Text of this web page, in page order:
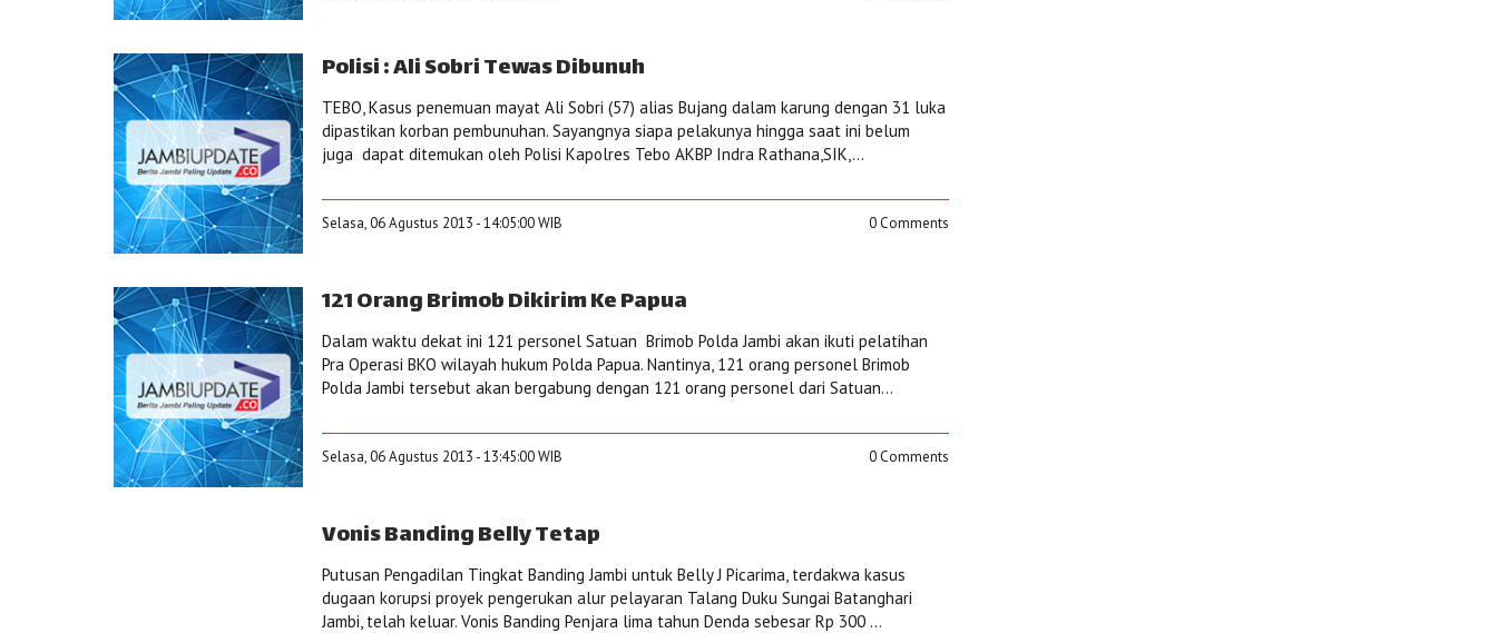
Polisi : Ali Sobri Tewas Dibunuh
TEBO, Kasus penemuan mayat Ali Sobri (57) alias Bujang dalam karung dengan 31 luka
dipastikan korban pembunuhan. Sayangnya siapa pelakunya hingga saat ini belum
juga dapat ditemukan oleh Polisi Kapolres Tebo AKBP Indra Rathana,SIK,...
Selasa, 06 Agustus 2013 - 14:05:00 WIB 0 Comments
121 Orang Brimob Dikirim Ke Papua
Dalam waktu dekat ini 121 personel Satuan Brimob Polda Jambi akan ikuti pelatihan
Pra Operasi BKO wilayah hukum Polda Papua. Nantinya, 121 orang personel Brimob
Polda Jambi tersebut akan bergabung dengan 121 orang personel dari Satuan...
Selasa, 06 Agustus 2013 - 13:45:00 WIB 0 Comments
Vonis Banding Belly Tetap
Putusan Pengadilan Tingkat Banding Jambi untuk Belly J Picarima, terdakwa kasus
dugaan korupsi proyek pengerukan alur pelayaran Talang Duku Sungai Batanghari
Jambi, telah keluar. Vonis Banding Penjara lima tahun Denda sebesar Rp 300 ...